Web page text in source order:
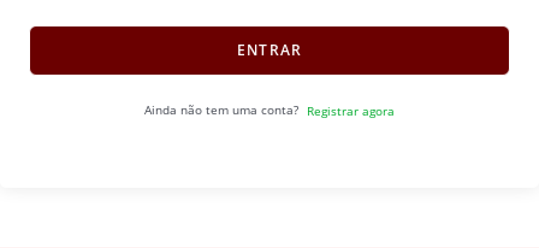
ENTRAR
Ainda não tem uma conta? Registrar agora